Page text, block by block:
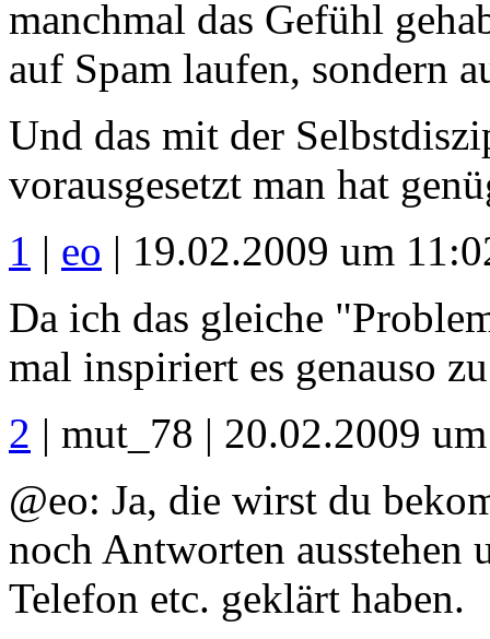
manchmal das Gefühl
auf Spam laufen, sondern
Und das mit der
vorausgesetzt man hat
1 | eo | 19.02.2009 um
Da ich das gleiche
mal inspiriert es genauso
2 | mut_78 | 20.02.2009
@eo: Ja, die wirst du
noch Antworten ausstehen
Telefon etc. geklärt haben.